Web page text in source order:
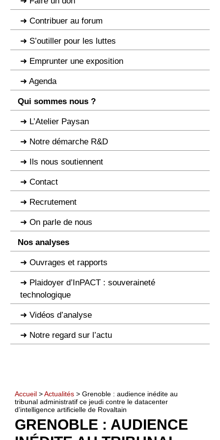
Contribuer au forum
S’outiller pour les luttes
Emprunter une exposition
Agenda
Qui sommes nous ?
L’Atelier Paysan
Notre démarche R&D
Ils nous soutiennent
Contact
Recrutement
On parle de nous
Nos analyses
Ouvrages et rapports
Plaidoyer d’InPACT : souveraineté
technologique
Vidéos d’analyse
Notre regard sur l’actu
Accueil >Actualités > Grenoble : audience inédite au
tribunal administratif ce jeudi contre le datacenter
d’intelligence artificielle de Rovaltain
GRENOBLE : AUDIENCE